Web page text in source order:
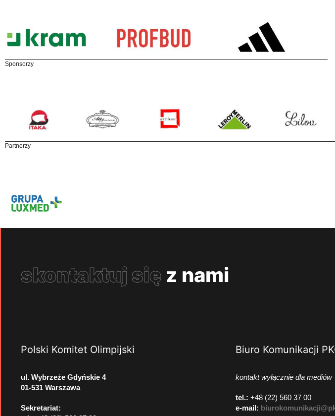
Sponsorzy
Partnerzy
skontaktuj się z nami
Polski Komitet Olimpijski
ul. Wybrzeże Gdyńskie 4
01-531 Warszawa
Sekretariat:
Biuro Komunikacji
kontakt wyłącznie dla mediów
tel.: +48 (22) 560 37 00
e-mail: